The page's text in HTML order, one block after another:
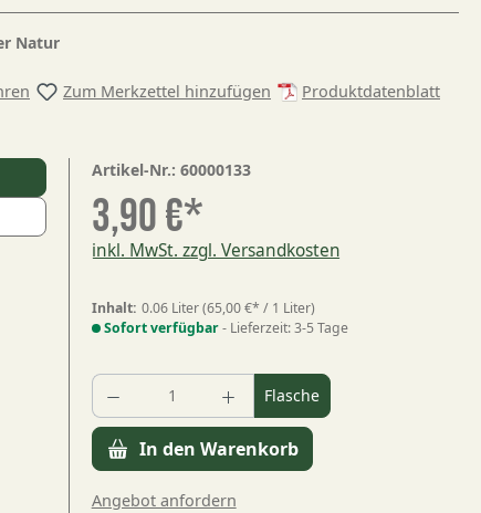
Natur
Zum Merkzettel hinzufügen Produktdatenblatt
Artikel-Nr.: 60000133
3,90 €*
inkl. MwSt. zzgl. Versandkosten
Inhalt: 0.06 Liter(65,00 €* / 1 Liter)
Sofort verfügbar- Lieferzeit: 3-5 Tage
Produkt Anzahl: Gib den
Flasche
In den Warenkorb
Angebot anfordern